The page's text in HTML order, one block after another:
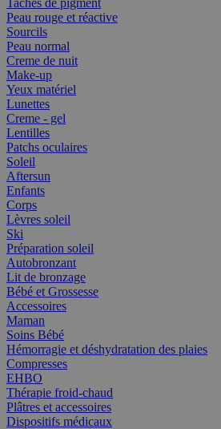
Taches de pigment
Peau rouge et réactive
Sourcils
Peau normal
Creme de nuit
Make-up
Yeux matériel
Lunettes
Creme - gel
Lentilles
Patchs oculaires
Soleil
Aftersun
Enfants
Corps
Lèvres soleil
Ski
Préparation soleil
Autobronzant
Lit de bronzage
Bébé et Grossesse
Accessoires
Maman
Soins Bébé
Hémorragie et déshydratation des plaies
Compresses
EHBO
Thérapie froid-chaud
Plâtres et accessoires
Dispositifs médicaux